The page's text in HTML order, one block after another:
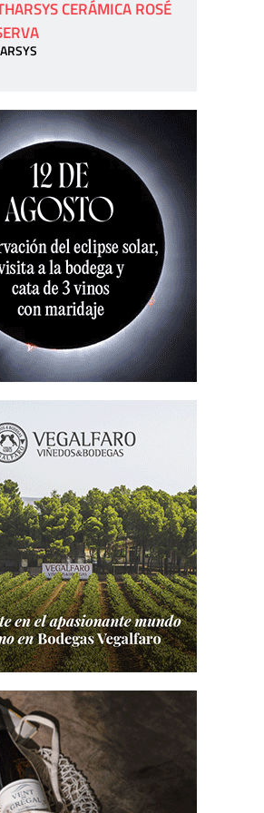
CERÁMICA ROSÉ